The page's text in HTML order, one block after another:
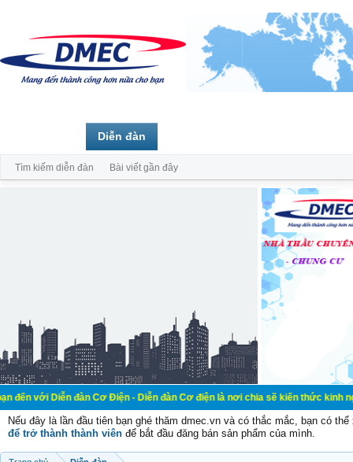
đàn Cơ Điện - Diễn đàn Cơ điện là nơi chia sẽ kiến thức kinh nghiệm
Nếu đây là lần đầu tiên bạn ghé thăm dmec.vn và có thắc mắc, bạn có
để trở thành thành viên để bắt đầu đăng bán sản phẩm của mình.
Diễn đàn
Tìm kiếm diễn đàn Bài viết gần đây